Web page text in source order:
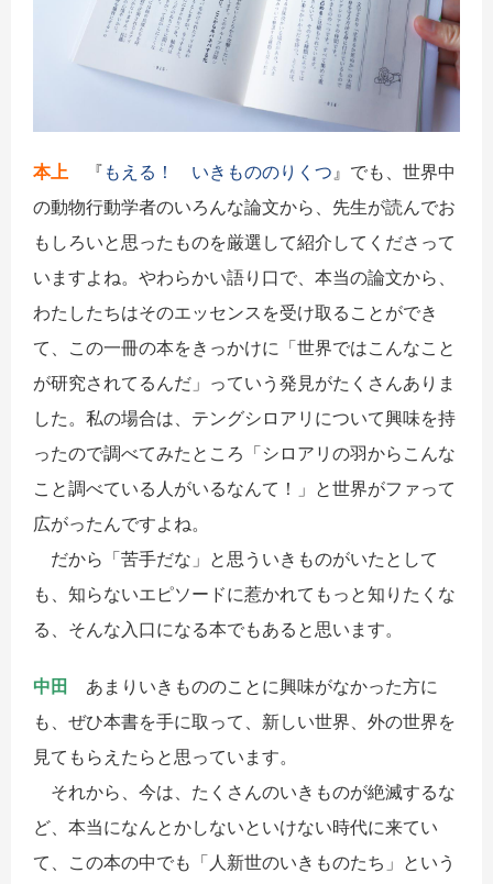
本上 『 もえる！ いきもののりくつ』でも、世界中
の動物行動学者のいろんな論文から、先生が読んでお
もしろいと思ったものを厳選して紹介してくださって
いますよね。やわらかい語り口で、本当の論文から、
わたしたちはそのエッセンスを受け取ることができ
て、この一冊の本をきっかけに「世界ではこんなこと
が研究されてるんだ」っていう発見がたくさんありま
した。私の場合は、テングシロアリについて興味を持
ったので調べてみたところ「シロアリの羽からこんな
こと調べている人がいるなんて！」と世界がファって
広がったんですよね。
だから「苦手だな」と思ういきものがいたとして
も、知らないエピソードに惹かれてもっと知りたくな
る、そんな入口になる本でもあると思います。
中田
あまりいきもののことに興味がなかった方に
も、ぜひ本書を手に取って、新しい世界、外の世界を
見てもらえたらと思っています。
それから、今は、たくさんのいきものが絶滅するな
ど、本当になんとかしないといけない時代に来てい
て、この本の中でも「人新世のいきものたち」という